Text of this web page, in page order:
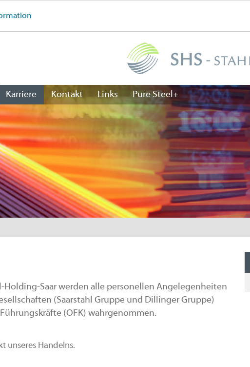
Karriere Kontakt Links Pure Steel+
Holding-Saar werden alle personellen Angelegenheiten
(Saarstahl Gruppe und Dillinger Gruppe)
(OFK) wahrgenommen.
unseres Handelns.